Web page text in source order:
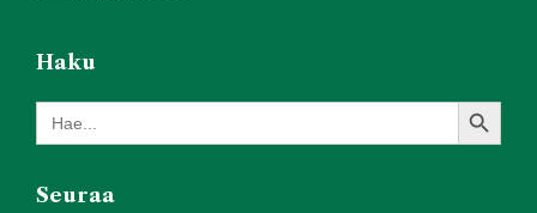
Haku
Search
for:
Search Button
Seuraa